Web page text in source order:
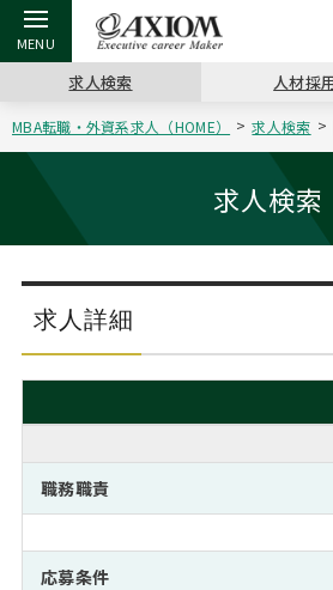
戻る
アクシアムの特長
サービス案内
コンサルタントの紹介
戻る
キャリア支援 TOP
キャリアデザイン講座
（最新求人市場動向）
ステージ別アドバイス
MBA留学生数の推移
インターン受入企業一覧
戻る
転職ツール TOP
英文レジュメの書き方
職務経歴書の書き方
よくある面接Q&A集
外資系／面接攻略のコツ
戻る
転職コラム TOP
“展”職相談室
転職市場の明日をよめ
転職成功への4つの鍵
キャリアに効く一冊
注目企業インタビュー
戻る
イベント・セミナー TOP
ジョブフェア
キャリアデザインセミナー
キャリアフォーラム
プロ経営者の特別セミナー
Career Talk Live
戻る
会社概要 TOP
沿革
主なクライアント
採用情報
パブリシティ
ニュースリリース
求人検索 人材採
MBA転職・外資系求人（HOME） 求人検索
求人検索
求人詳細
職務職責
応募条件